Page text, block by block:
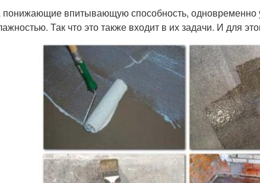
впитывающую способность, одновременно
Так что это также входит в их задачи. И для